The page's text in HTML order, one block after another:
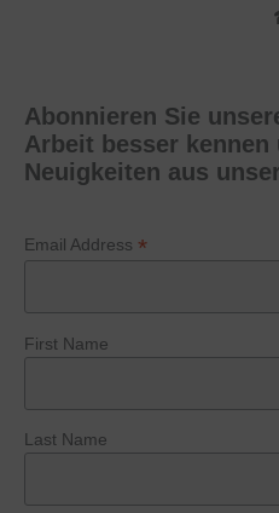
Abonnieren Sie
Arbeit besser
Neuigkeiten aus
Email Address *
First Name
Last Name